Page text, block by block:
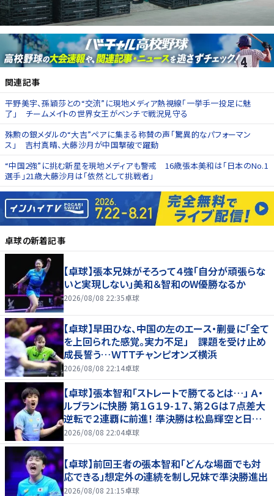
関連記事
平野美宇、孫穎莎との“交流”に現地メディア熱視線「一挙手一投足に魅
了」 チームメイトの世界女王がベンチで戦況見守る
殊勲の銀メダルの“大吉”ペアに集まる称賛の声「驚異的なパフォーマン
ス」 吉村真晴、大藤沙月が中国撃破で躍動
“中国2強”に挑む新星を現地メディアも警戒 16歳張本美和は「日本のNo.1
選手」21歳大藤沙月は「依然として挑戦者」
卓球の新着記事
【卓球】張本兄妹がそろって４強「自分が頑張らな
いと実現しない」美和＆智和のW優勝なるか
2026/08/08 22:35卓球
【卓球】早田ひな、中国の左のエース・蒯曼に「全て
を上回られた感覚。実力不足」 課題を受け止め
成長誓う…ＷＴＴチャンピオンズ横浜
2026/08/08 22:14卓球
【卓球】張本智和「ストレートで勝てるとは…」 Ａ・
ルブランに快勝 第１Ｇ１９-１７、第２Ｇは７点差大
逆転で２連覇に前進！ 準決勝は松島輝空と日本
人対決…ＷＴＴチャンピオンズ横浜
2026/08/08 22:04卓球
【卓球】前回王者の張本智和「どんな場面でも対
応できる」想定外の連続を制し兄妹で準決勝進出
2026/08/08 21:15卓球